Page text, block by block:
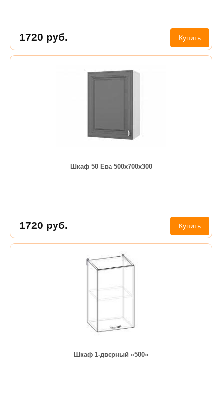
1720 руб. Купить
Шкаф 50 Ева 500х700х300
1720 руб. Купить
Шкаф 1-дверный «500»